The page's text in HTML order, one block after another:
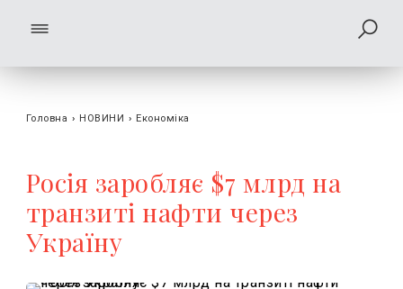
Головна › НОВИНИ › Економіка
Росія заробляє $7 млрд на
транзиті нафти через
Україну